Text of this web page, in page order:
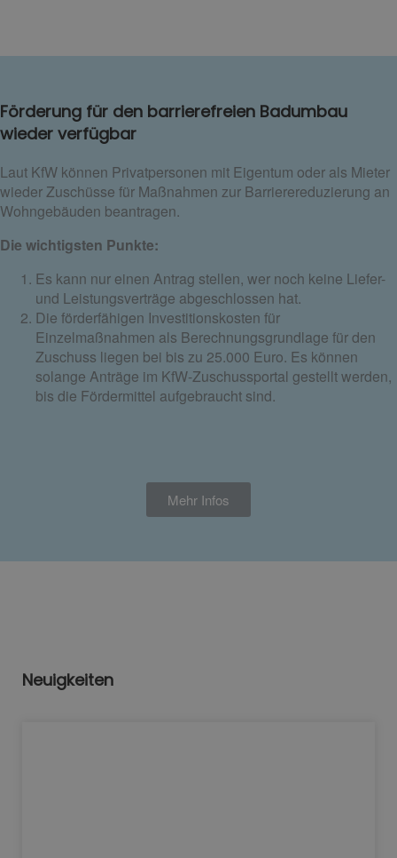
Förderung für den barrierefreien Badumbau
wieder verfügbar
Laut KfW können Privatpersonen mit Eigentum oder als Mieter
wieder Zuschüsse für Maßnahmen zur Barrierereduzierung an
Wohngebäuden beantragen.
Die wichtigsten Punkte:
Es kann nur einen Antrag stellen, wer noch keine Liefer-
und Leistungsverträge abgeschlossen hat.
Die förderfähigen Investitionskosten für
Einzelmaßnahmen als Berechnungsgrundlage für den
Zuschuss liegen bei bis zu 25.000 Euro. Es können
solange Anträge im KfW-Zuschussportal gestellt werden,
bis die Fördermittel aufgebraucht sind.
Mehr Infos
Neuigkeiten